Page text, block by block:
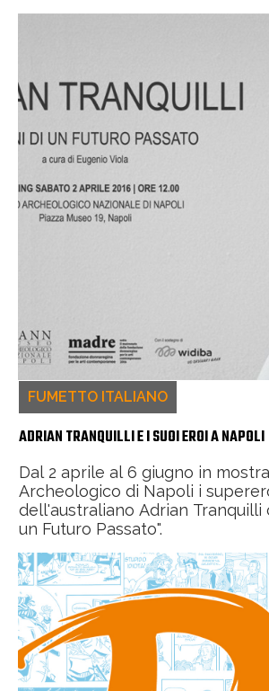
FUMETTO ITALIANO
ADRIAN TRANQUILLI E I SUOI EROI A NAPOLI
Dal 2 aprile al 6 giugno in
Archeologico di Napoli i
dell'australiano Adrian Tranquilli
un Futuro Passato".